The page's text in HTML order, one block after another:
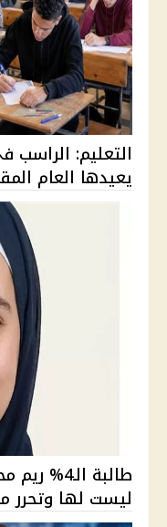
يعيدها العام
طالبة
ليست لها وتحرر